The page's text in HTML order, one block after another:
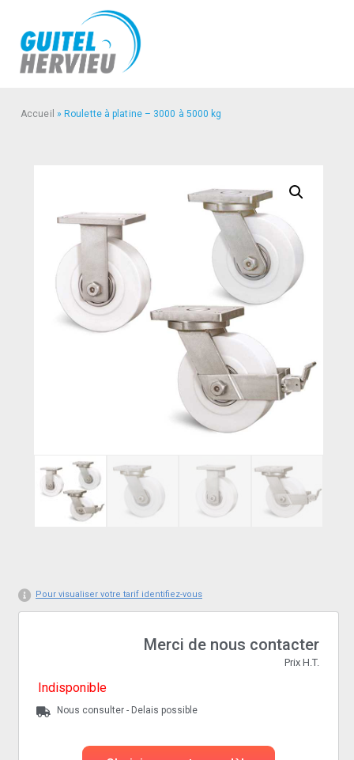
Accueil » Roulette à platine – 3000 à 5000 kg
Pour visualiser votre tarif identifiez-vous
Merci de nous contacter
Prix H.T.
Indisponible
Nous consulter - Delais possible